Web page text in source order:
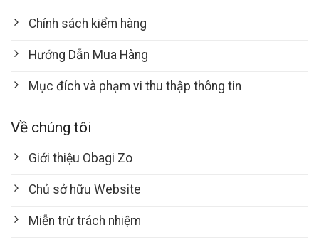
Chính sách kiểm hàng
Hướng Dẫn Mua Hàng
Mục đích và phạm vi thu thập thông tin
Về chúng tôi
Giới thiệu Obagi Zo
Chủ sở hữu Website
Miễn trừ trách nhiệm